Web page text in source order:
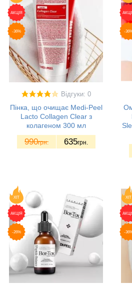
АКЦІЯ
-36%
Відгуки: 0
Пінка, що очищає Medi-Peel
Lacto Collagen Clear з
колагеном 300 мл
990грн. 635грн.
-
ХІТ
АКЦІЯ
-26%
ХІТ
-